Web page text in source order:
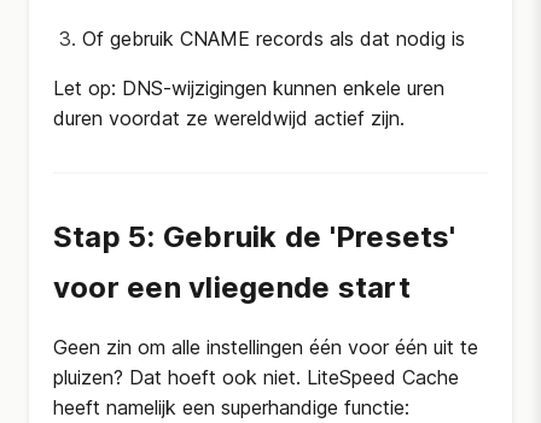
Of gebruik CNAME records als dat nodig is
Let op: DNS-wijzigingen kunnen enkele uren
duren voordat ze wereldwijd actief zijn.
Stap 5: Gebruik de 'Presets'
voor een vliegende start
Geen zin om alle instellingen één voor één uit te
pluizen? Dat hoeft ook niet. LiteSpeed Cache
heeft namelijk een superhandige functie: